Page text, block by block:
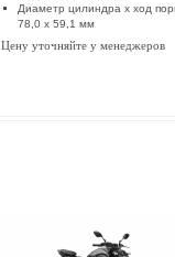
Диаметр цилиндра x ход
78,0 x 59,1 мм
Цену уточняйте у менеджеров